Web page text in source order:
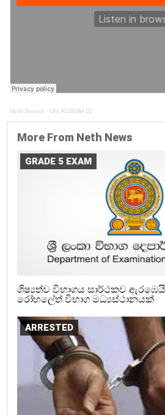
Neth Sound · OIL KUSUM 01
More From Neth News
GRADE 5 EXAM
ශිෂ්‍යත්ව විභාගය සාර්ථකව
රෝහලේත් විභාග මධ්‍යස්ථානයක්
ARRESTED